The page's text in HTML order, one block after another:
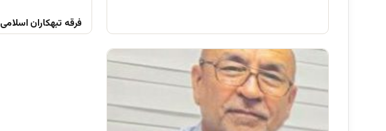
فرقه تبهکاران اسلامی